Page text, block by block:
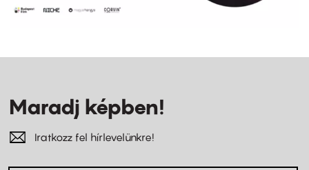
Maradj képben!
Iratkozz fel hírlevelünkre!